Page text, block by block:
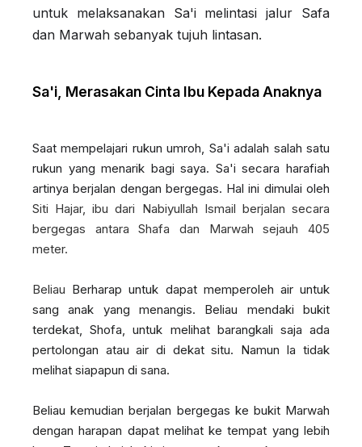
untuk melaksanakan Sa'i melintasi jalur Safa
dan Marwah sebanyak tujuh lintasan.
Sa'i, Merasakan Cinta Ibu Kepada Anaknya
Saat mempelajari rukun umroh, Sa'i adalah salah satu
rukun yang menarik bagi saya. Sa'i secara harafiah
artinya berjalan dengan bergegas. Hal ini dimulai oleh
Siti Hajar, ibu dari Nabiyullah Ismail berjalan secara
bergegas antara Shafa dan Marwah sejauh 405
meter.
Beliau Berharap untuk dapat memperoleh air untuk
sang anak yang menangis. Beliau mendaki bukit
terdekat, Shofa, untuk melihat barangkali saja ada
pertolongan atau air di dekat situ. Namun Ia tidak
melihat siapapun di sana.
Beliau kemudian berjalan bergegas ke bukit Marwah
dengan harapan dapat melihat ke tempat yang lebih